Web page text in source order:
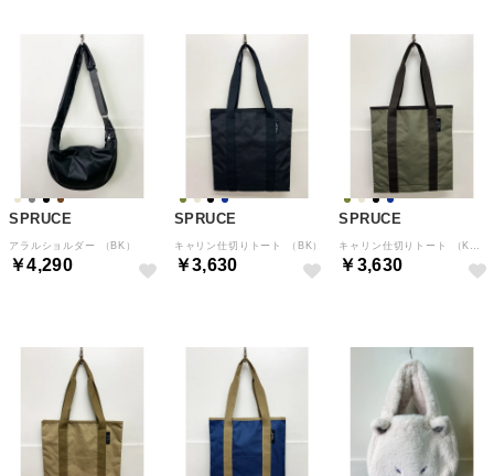
SPRUCE
アラルショルダー （BK）
￥4,290
SPRUCE
キャリン仕切りトート （BK）
￥3,630
SPRUCE
￥3,630